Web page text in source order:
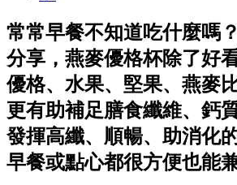
常常早餐不知道吃什麼嗎
分享，燕麥優格杯除了好
優格、水果、堅果、燕麥
更有助補足膳食纖維、鈣
發揮高纖、順暢、助消化
早餐或點心都很方便也能